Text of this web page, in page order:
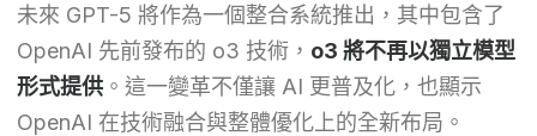
未來 GPT-5 將作為一個整合系統推出，其中包含了
OpenAI 先前發布的 o3 技術， o3 將不再以獨立模型
形式提供。這一變革不僅讓 AI 更普及化，也顯示
OpenAI 在技術融合與整體優化上的全新布局。